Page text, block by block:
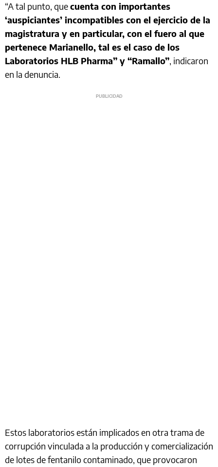
“A tal punto, quecuenta con importantes
‘auspiciantes’ incompatibles con el ejercicio de la
magistratura y en particular, con el fuero al que
pertenece Marianello, tal es el caso de los
Laboratorios HLB Pharma” y “Ramallo”, indicaron
en la denuncia.
Estos laboratorios están implicados en otra trama de
corrupción vinculada a la producción y comercialización
de lotes de fentanilo contaminado, que provocaron